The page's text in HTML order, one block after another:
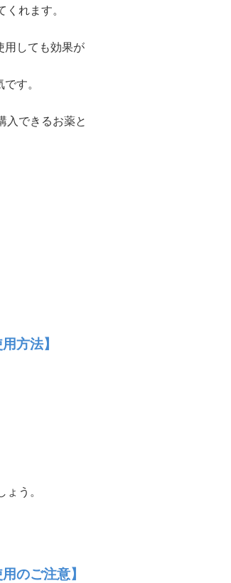
れます。
用しても効果が
す。
入できるお薬と
方法】
う。
のご注意】